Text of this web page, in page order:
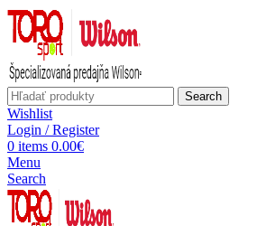
Search
Wishlist
Login / Register
0 items 0.00€
Menu
Search